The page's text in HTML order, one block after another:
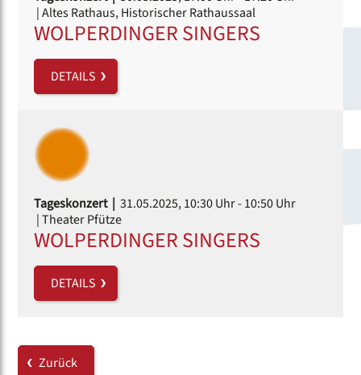
| Altes Rathaus, Historischer Rathaussaal
WOLPERDINGER SINGERS
DETAILS
Tageskonzert | 31.05.2025, 10:30 Uhr- 10:50 Uhr
| Theater Pfütze
WOLPERDINGER SINGERS
DETAILS
Zurück